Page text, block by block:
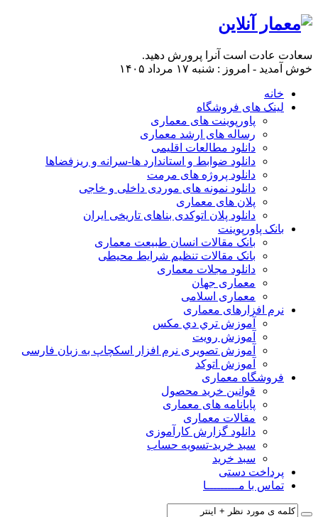
سعادت عادت است آنرا پرورش دهید.
خوش آمدید - امروز : شنبه ۱۷ مرداد ۱۴۰۵
خانه
لینک های فروشگاه
پاورپوینت های معماری
رساله های ارشد معماری
دانلود مطالعات اقلیمی
دانلود ضوابط و استاندارد ها-سرانه و ریزفضاها
دانلود پروژه های مرمت
دانلود نمونه های موردی داخلی و خاجی
پلان های معماری
دانلود پلان اتوکدی بناهای تاریخی ایران
بانک پاورپوینت
بانک مقالات انسان طبیعت معماری
بانک مقالات تنظیم شرایط محیطی
دانلود مجلات معماری
معماری جهان
معماری اسلامی
نرم افزارهای معماری
آﻣﻮزش ﺗﺮي دي ﻣﮑﺲ
آموزش رویت
آموزش تصویری نرم افزار اسکچاپ به زبان فارسی
آموزش اتوکد
فروشگاه معماری
قوانین خرید محصول
پایانامه های معماری
مقالات معماری
دانلود گزارش کارآموزی
سبد خرید-تسویه حساب
سبد خرید
پرداخت دستی
تماس با مـــــــــا